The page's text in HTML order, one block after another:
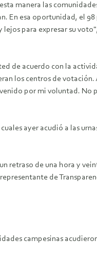
manera las
En esa oportunidad, el
para expresar su
de acuerdo con la
los centros de votación.
por mi voluntad. No
ayer acudió a las
retraso de una hora y
de
campesinas